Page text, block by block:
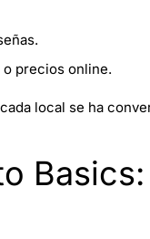
precios online.
local se ha